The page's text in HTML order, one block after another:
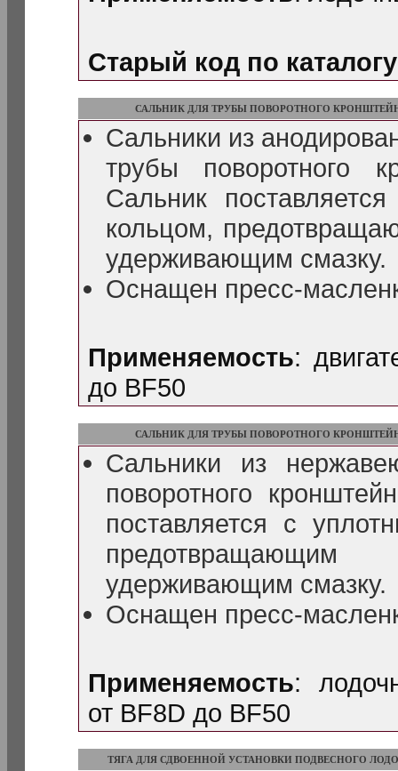
Старый код по каталогу
САЛЬНИК ДЛЯ ТРУБЫ ПОВОРОТНОГО
Сальники из
трубы поворотного
Сальник
кольцом,
удерживающим смазку.
Оснащен пресс-
Применяемость:
до BF50
САЛЬНИК ДЛЯ ТРУБЫ ПОВОРОТНОГО
Сальники из
поворотного
поставляется с
удерживающим смазку.
Оснащен пресс-
Применяемость:
от BF8D до BF50
ТЯГА ДЛЯ СДВОЕННОЙ УСТАНОВКИ ПОДВЕСНОГО